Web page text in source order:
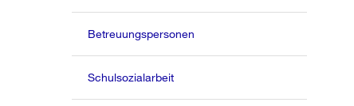
Betreuungspersonen
Schulsozialarbeit